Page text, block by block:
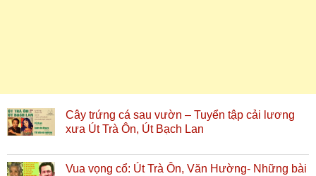
Cây trứng cá sau vườn – Tuyển tập cải lương
xưa Út Trà Ôn, Út Bạch Lan
Vua vọng cổ: Út Trà Ôn, Văn Hường- Những bài